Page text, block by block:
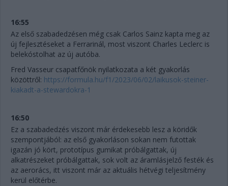
16:55
Az első szabadedzésen még csak Carlos Sainz kapta meg az
új fejlesztéseket a Ferrarinál, most viszont Charles Leclerc is
belekóstolhat az új autóba.
Fred Vasseur csapatfőnök nyilatkozata a két gyakorlás
közöttről: https://formula.hu/f1/2023/06/02/laikusok-steiner-
kiakadt-a-stewardokra-1
16:50
Ez a szabadedzés viszont már érdekesebb lesz a köridők
szempontjából: az első gyakorláson sokan nem futottak
igazán jó kört, prototípus gumikat próbálgattak, új
alkatrészeket próbálgattak, sok volt az áramlásjelző festék és
az aerorács, itt viszont már az aktuális hétvégi teljesítmény
kerül előtérbe.